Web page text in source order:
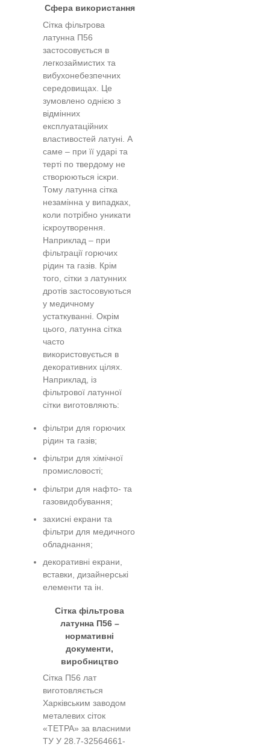
Сфера використання
Сітка фільтрова
латунна П56
застосовується в
легкозаймистих та
вибухонебезпечних
середовищах. Це
зумовлено однією з
відмінних
експлуатаційних
властивостей латуні. А
саме – при її ударі та
терті по твердому не
створюються іскри.
Тому латунна сітка
незамінна у випадках,
коли потрібно уникати
іскроутворення.
Наприклад – при
фільтрації горючих
рідин та газів. Крім
того, сітки з латунних
дротів застосовуються
у медичному
устаткуванні. Окрім
цього, латунна сітка
часто
використовується в
декоративних цілях.
Наприклад, із
фільтрової латунної
сітки виготовляють:
фільтри для горючих
рідин та газів;
фільтри для хімічної
промисловості;
фільтри для нафто- та
газовидобування;
захисні екрани та
фільтри для медичного
обладнання;
декоративні екрани,
вставки, дизайнерські
елементи та ін.
Сітка фільтрова
латунна П56 –
нормативні
документи,
виробництво
Сітка П56 лат
виготовляється
Харківським заводом
металевих сіток
«ТЕТРА» за власними
ТУ У 28.7-32564661-